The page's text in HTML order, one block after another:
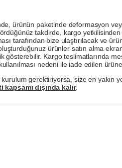
ürünün paketinde deformasyon
takdirde, kargo
tarafından bize ulaştırılacak ve
ürünler satın alma
gösterebilir. Kargo teslimatlarında
nedeni ile iade edilen
kurulum gerektiriyorsa, size en yakın
kapsamı dışında kalır.